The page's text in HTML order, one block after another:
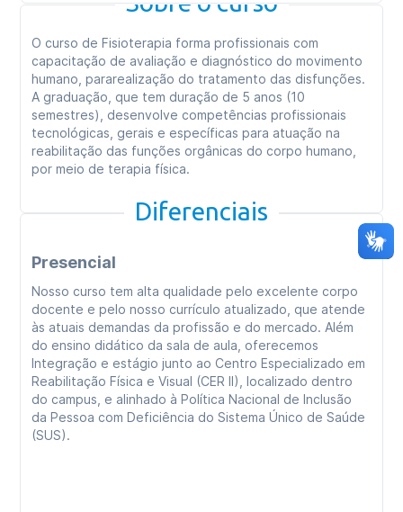
O curso de Fisioterapia forma profissionais com
capacitação de avaliação e diagnóstico do movimento
humano, pararealização do tratamento das disfunções.
A graduação, que tem duração de 5 anos (10
semestres), desenvolve competências profissionais
tecnológicas, gerais e específicas para atuação na
reabilitação das funções orgânicas do corpo humano,
por meio de terapia física.
Diferenciais
Presencial
Nosso curso tem alta qualidade pelo excelente corpo
docente e pelo nosso currículo atualizado, que atende
às atuais demandas da profissão e do mercado. Além
do ensino didático da sala de aula, oferecemos
Integração e estágio junto ao Centro Especializado em
Reabilitação Física e Visual (CER II), localizado dentro
do campus, e alinhado à Política Nacional de Inclusão
da Pessoa com Deficiência do Sistema Único de Saúde
(SUS).